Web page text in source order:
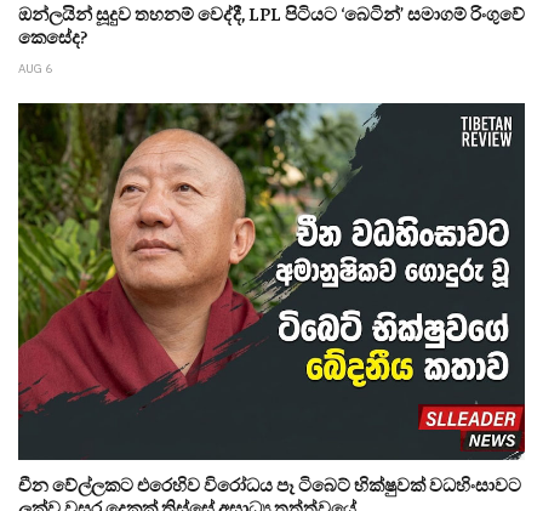
ඔන්ලයින් සූදුව තහනම් වෙද්දී, LPL පිටියට ‘බෙටින්’ සමාගම් රිංගුවේ
කෙසේද?
AUG 6
චීන වේල්ලකට එරෙහිව විරෝධය පෑ ටිබෙට් භික්ෂුවක් වධහිංසාවට